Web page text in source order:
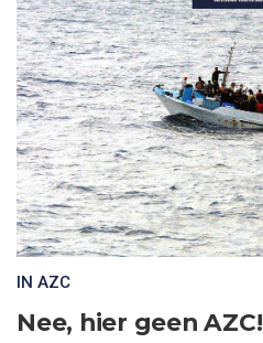
IN AZC
Nee, hier geen AZC!